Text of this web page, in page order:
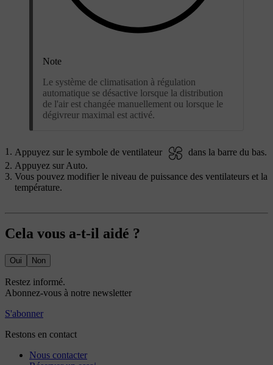
Note
Le système de climatisation à régulation
automatique se désactive lorsque la distribution
de l'air est changée manuellement ou lorsque le
dégivreur maximal est activé.
Appuyez sur le symbole de ventilateur
dans la barre du bas.
Appuyez sur Auto.
Vous pouvez modifier le niveau de puissance des ventilateurs et la
température.
Cela vous a-t-il aidé ?
Oui Non